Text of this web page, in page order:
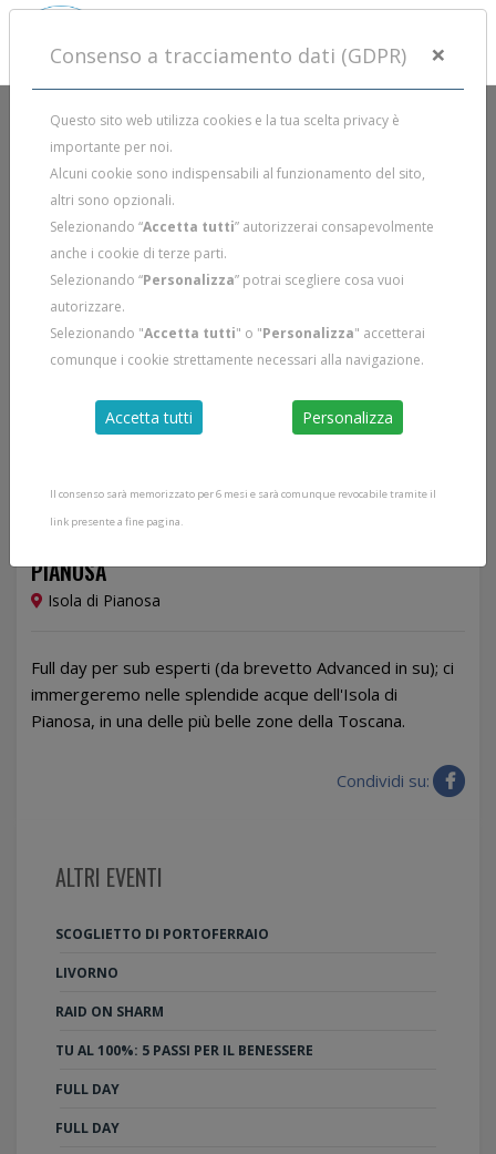
PIANOSA
Isola di Pianosa
Full day per sub esperti (da brevetto Advanced in su); ci
immergeremo nelle splendide acque dell'Isola di
Pianosa, in una delle più belle zone della Toscana.
Condividi su:
ALTRI EVENTI
SCOGLIETTO DI PORTOFERRAIO
LIVORNO
RAID ON SHARM
TU AL 100%: 5 PASSI PER IL BENESSERE
FULL DAY
FULL DAY
Consenso a tracciamento dati (GDPR) ×
Questo sito web utilizza cookies e la tua scelta privacy è
importante per noi.
Alcuni cookie sono indispensabili al funzionamento del sito,
altri sono opzionali.
Selezionando “Accetta tutti” autorizzerai consapevolmente
anche i cookie di terze parti.
Selezionando “Personalizza” potrai scegliere cosa vuoi
autorizzare.
Selezionando "Accetta tutti" o "Personalizza" accetterai
comunque i cookie strettamente necessari alla navigazione.
Accetta tutti Personalizza
Il consenso sarà memorizzato per 6 mesi e sarà comunque revocabile tramite il
link presente a fine pagina.